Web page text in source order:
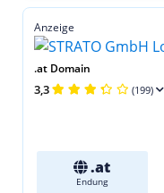
Anzeige
.at Domain
3,3 (199)
.at
Endung